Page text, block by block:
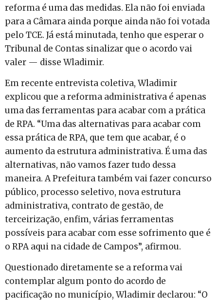
reforma é uma das medidas. Ela não foi enviada
para a Câmara ainda porque ainda não foi votada
pelo TCE. Já está minutada, tenho que esperar o
Tribunal de Contas sinalizar que o acordo vai
valer — disse Wladimir.
Em recente entrevista coletiva, Wladimir
explicou que a reforma administrativa é apenas
uma das ferramentas para acabar com a prática
de RPA. “Uma das alternativas para acabar com
essa prática de RPA, que tem que acabar, é o
aumento da estrutura administrativa. É uma das
alternativas, não vamos fazer tudo dessa
maneira. A Prefeitura também vai fazer concurso
público, processo seletivo, nova estrutura
administrativa, contrato de gestão, de
terceirização, enfim, várias ferramentas
possíveis para acabar com esse sofrimento que é
o RPA aqui na cidade de Campos”, afirmou.
Questionado diretamente se a reforma vai
contemplar algum ponto do acordo de
pacificação no município, Wladimir declarou: “O